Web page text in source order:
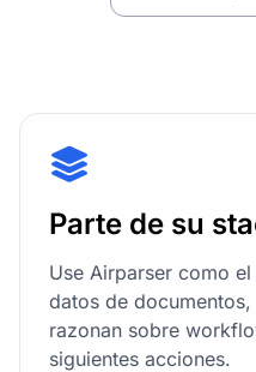
Parte de su
Use Airparser como
datos de
razonan sobre
siguientes acciones.